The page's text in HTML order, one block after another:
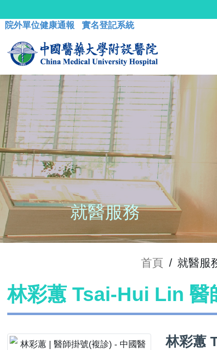
院外單位健康通報 實名登記系統
就醫服務
首頁 / 就醫服
林彩蕙 Tsai-Hui Lin 醫
林彩蕙